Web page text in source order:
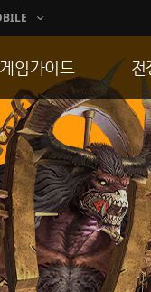
게임가이드
게임 특징
서버가이드
신병훈련소
세부가이드
합보급센터
전
통
공